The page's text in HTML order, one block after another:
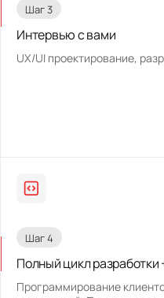
Шаг 3
Интервью с вами
UX/UI проектирование,
Шаг 4
Полный цикл разработки
Программирование